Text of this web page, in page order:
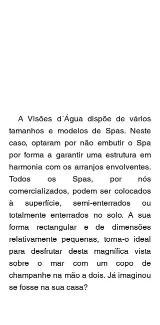
  A Visões d´Água dispõe de vários
tamanhos e modelos de Spas. Neste
caso, optaram por não embutir o Spa
por forma a garantir uma estrutura em
harmonia com os arranjos envolventes.
Todos os Spas, por nós
comercializados, podem ser colocados
à superfície, semi-enterrados ou
totalmente enterrados no solo. A sua
forma rectangular e de dimensões
relativamente pequenas, torna-o ideal
para desfrutar desta magnífica vista
sobre o mar com um copo de
champanhe na mão a dois. Já imaginou
se fosse na sua casa?